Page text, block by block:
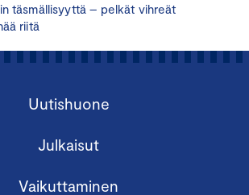
täsmällisyyttä – pelkät vihreät
riitä
Uutishuone
Julkaisut
Vaikuttaminen